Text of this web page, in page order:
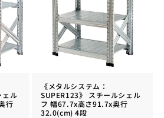
ェル
行
《メタルシステム：
SUPER123》 スチールシェル
フ 幅67.7x高さ91.7x奥行
32.0(cm) 4段